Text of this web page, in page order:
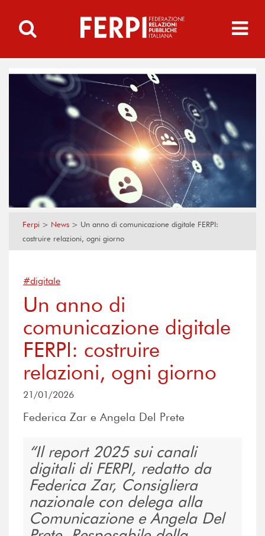
Ferpi > News > Un anno di comunicazione digitale FERPI:
costruire relazioni, ogni giorno
#digitale
Un anno di
comunicazione digitale
FERPI: costruire
relazioni, ogni giorno
21/01/2026
Federica Zar e Angela Del Prete
Il report 2025 sui canali
digitali di FERPI, redatto da
Federica Zar, Consigliera
nazionale con delega alla
Comunicazione e Angela Del